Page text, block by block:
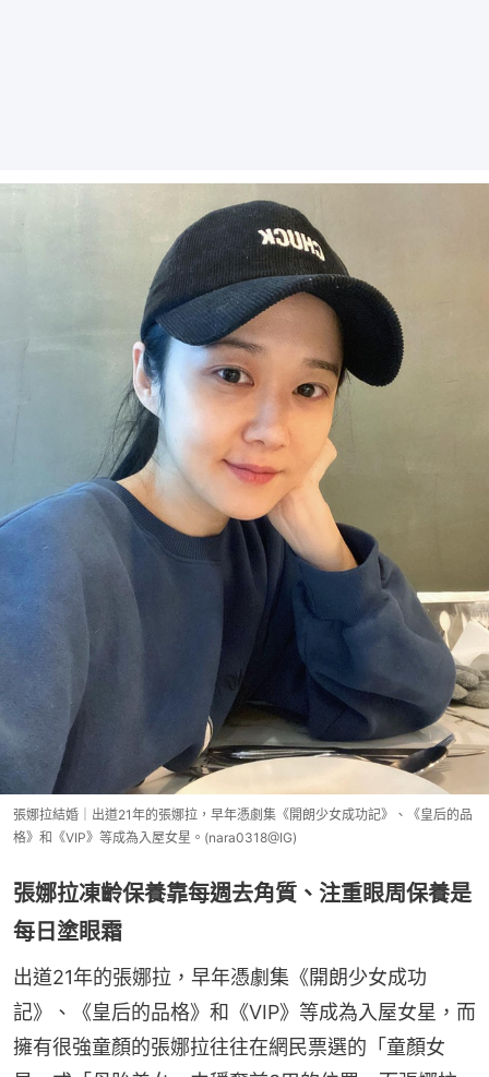
張娜拉結婚｜出道21年的張娜拉，早年憑劇集《開朗少女成功記》、《皇后的品
格》和《VIP》等成為入屋女星。(nara0318@IG)
張娜拉凍齡保養靠每週去角質、注重眼周保養是
每日塗眼霜
出道21年的張娜拉，早年憑劇集《開朗少女成功
記》、《皇后的品格》和《VIP》等成為入屋女星，而
擁有很強童顏的張娜拉往往在網民票選的「童顏女